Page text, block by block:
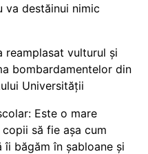
va destăinui nimic
reamplasat vulturul și
bombardamentelor din
Universității
Este o mare
să fie așa cum
îi băgăm în șabloane și